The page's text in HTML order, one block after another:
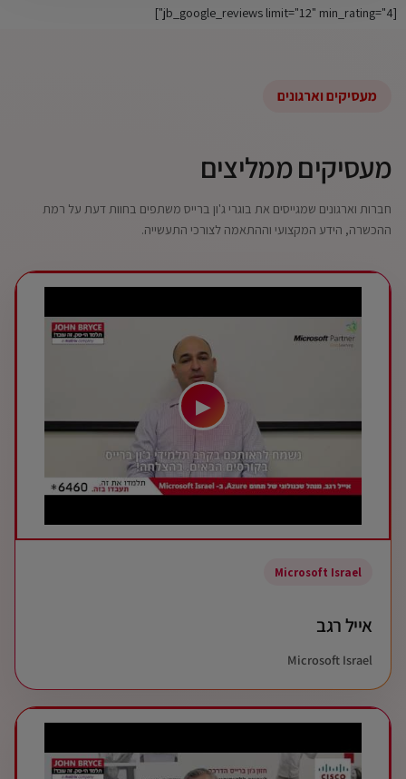
[jb_google_reviews limit="12" min_rating="4"]
מעסיקים וארגונים
מעסיקים ממליצים
חברות וארגונים שמגייסים את בוגרי ג'ון ברייס משתפים בחוות דעת על רמת
ההכשרה, הידע המקצועי וההתאמה לצורכי התעשייה.
▶
Microsoft Israel
אייל רגב
Microsoft Israel